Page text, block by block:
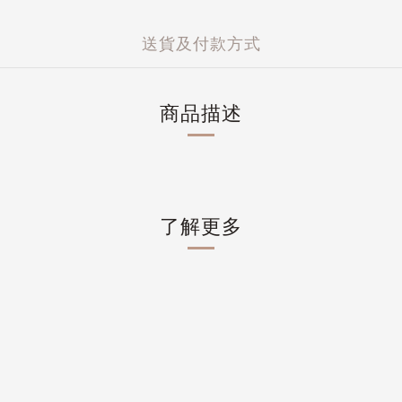
送貨及付款方式
商品描述
了解更多